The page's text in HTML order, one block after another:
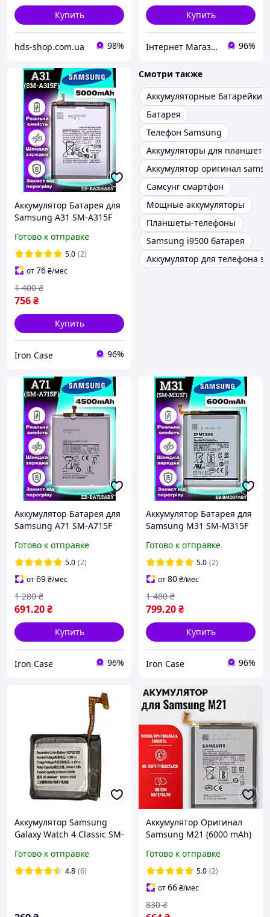
Купить
hds-shop.com.ua 98%
Купить
Інтернет Магазин "max-it.com.ua" 96%
Аккумулятор Батарея для
Samsung A31 SM-A315F
акб Самсунг а31
Готово к отправке
5.0 (2)
от76₴/мес
756₴
1 400 ₴
Купить
Iron Case 96%
Смотри также
Аккумуляторные батарейки
Батарея
Телефон Samsung
Аккумуляторы для
Аккумулятор оригинал
Самсунг смартфон
Мощные аккумуляторы
Планшеты-телефоны
Samsung i9500 батарея
Аккумулятор для телефона
Аккумулятор Батарея для
Samsung A71 SM-A715F
акб Самсунг а71
Готово к отправке
5.0 (2)
от69₴/мес
691.20₴
1 280 ₴
Купить
Iron Case 96%
Аккумулятор Батарея для
Samsung M31 SM-M315F
акб Самсунг м31
Готово к отправке
5.0 (2)
от80₴/мес
799.20₴
1 480 ₴
Купить
Iron Case 96%
Аккумулятор Samsung
Galaxy Watch 4 Classic SM-
Готово к отправке
4.8 (6)
Аккумулятор Оригинал
Samsung M21 (6000 mAh)
PRC - Самсунг М21
Готово к отправке
5.0 (2)
от66₴/мес
830 ₴